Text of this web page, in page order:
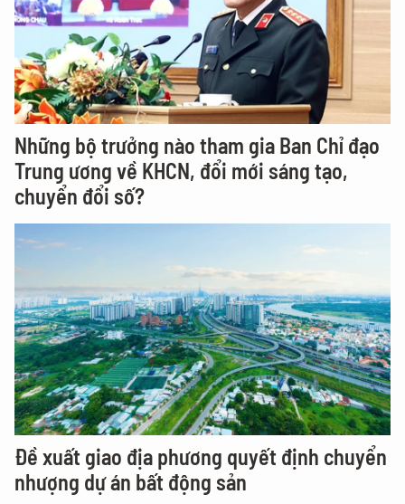
Những bộ trưởng nào tham gia Ban Chỉ đạo
Trung ương về KHCN, đổi mới sáng tạo,
chuyển đổi số?
Đề xuất giao địa phương quyết định chuyển
nhượng dự án bất động sản